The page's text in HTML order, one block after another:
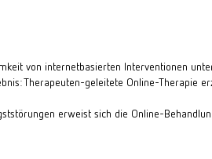
von internetbasierten Interventionen
Therapeuten-geleitete Online-Therapie
erweist sich die Online-